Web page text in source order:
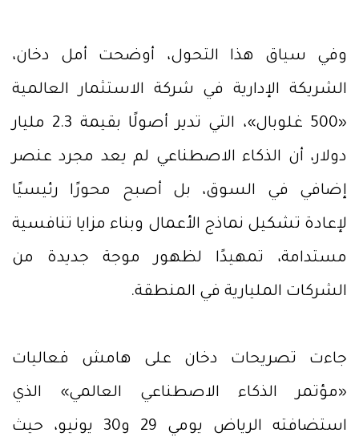
وفي سياق هذا التحول، أوضحت أمل دخان،
الشريكة الإدارية في شركة الاستثمار العالمية
«500 غلوبال»، التي تدير أصولًا بقيمة 2.3 مليار
دولار، أن الذكاء الاصطناعي لم يعد مجرد عنصر
إضافي في السوق، بل أصبح محورًا رئيسيًا
لإعادة تشكيل نماذج الأعمال وبناء مزايا تنافسية
مستدامة، تمهيدًا لظهور موجة جديدة من
الشركات المليارية في المنطقة.
جاءت تصريحات دخان على هامش فعاليات
«مؤتمر الذكاء الاصطناعي العالمي» الذي
استضافته الرياض يومي 29 و30 يونيو، حيث